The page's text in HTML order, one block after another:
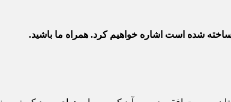
شده است اشاره خواهیم کرد. همراه ما باشید.